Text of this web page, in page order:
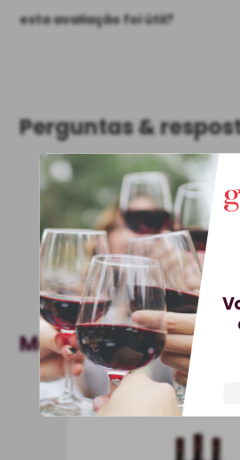
esta avaliação foi útil?
Perguntas &
Este produto ainda não
SEJA O PRIMEIRO A
Mais Vendidos